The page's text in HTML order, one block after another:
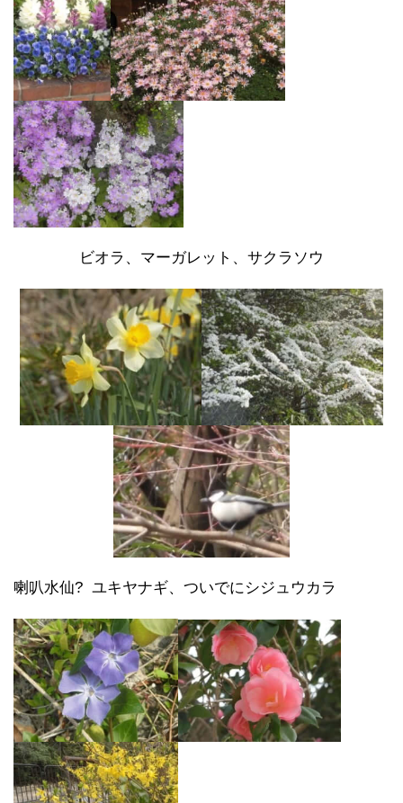
ビオラ、マーガレット、サクラソウ
喇叭水仙? ユキヤナギ、ついでにシジュウカラ